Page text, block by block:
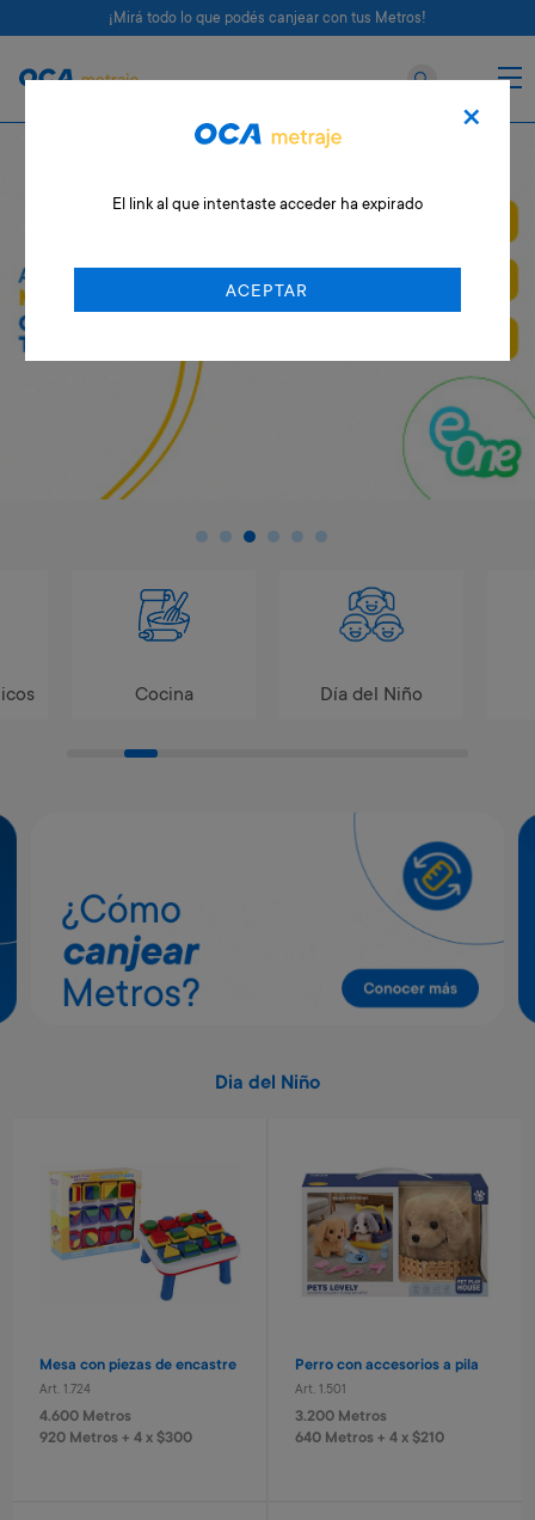
Cocina Día del Niño
Dia del Niño
Mesa con piezas de encastre
Art. 1.724
4.600 Metros
920 Metros + 4 x $300
Perro con accesorios a pila
Art. 1.501
3.200 Metros
640 Metros + 4 x $210
¡Mirá todo lo que podés canjear con tus Metros!
×
El link al que intentaste acceder ha expirado
ACEPTAR